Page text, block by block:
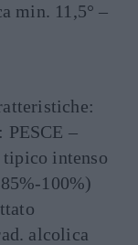
min. 11,5° –
PESCE –
intenso
100%)
alcolica